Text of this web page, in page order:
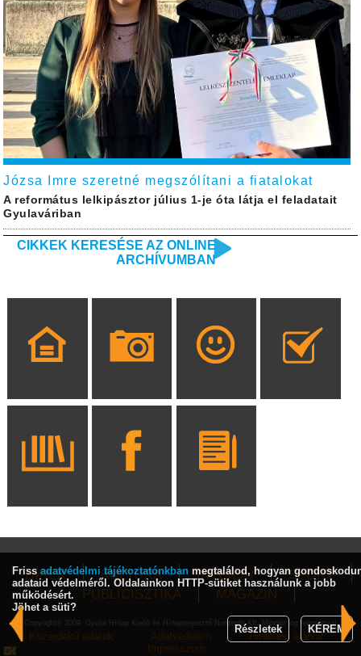
Józsa Imre szeretné megszólítani a fiatalokat
A református lelkipásztor július 1-je óta látja el feladatait
Gyulaváriban
CIKKEK KERESÉSE AZ ONLINE
ARCHÍVUMBAN
HÍREK KULTÚRA INTERJÚ
SPORT
PUBLICISZTIKA
MAGAZIN
Copyright© 2009, Gyulai Hírlap Kiadó és Hírlapterjesztő Nonprofit Kft. Minden jog fenntartva!
Közérdekű adatok Adatvédelem
Hirdetési ajánlat
Impresszum
Friss adatvédelmi tájékoztatónkban megtalálod, hogyan
adataid védelméről. Oldalainkon HTTP-sütiket használunk a jobb
működésért.
Jöhet a süti?
Részletek
KÉREM